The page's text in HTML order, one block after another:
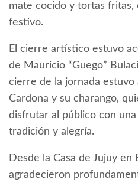
mate cocido y tortas
festivo.
El cierre artístico estuvo
de Mauricio “Guego”
cierre de la jornada estuvo
Cardona y su charango,
disfrutar al público con
tradición y alegría.
Desde la Casa de Jujuy en
agradecieron